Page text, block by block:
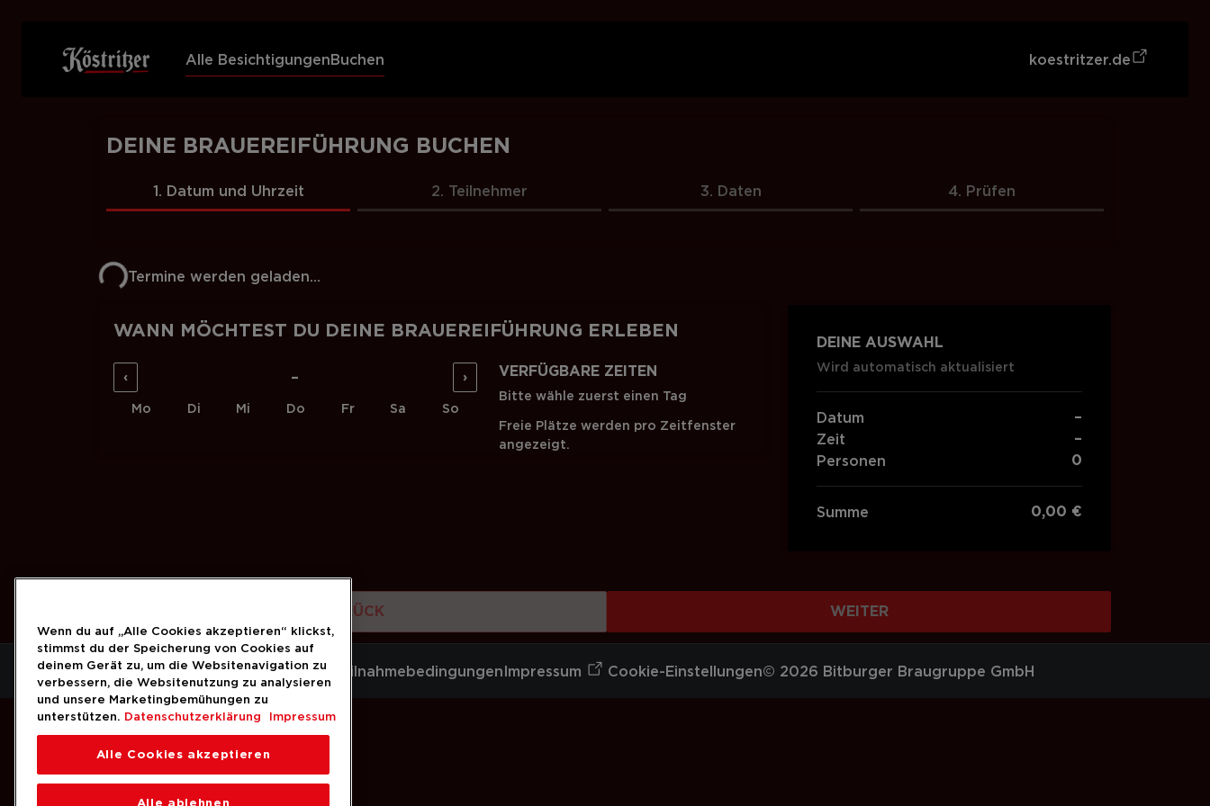
Alle BesichtigungenBuchen koestritzer.de
DEINE BRAUEREIFÜHRUNG BUCHEN
1. Datum und Uhrzeit 2. Teilnehmer 3. Daten 4. Prüfen
Lade Termine…Termine werden geladen…
WANN MÖCHTEST DU DEINE BRAUEREIFÜHRUNG ERLEBEN
‹ –
›
Mo
Di Mi Do Fr Sa So
VERFÜGBARE ZEITEN
Bitte wähle zuerst einen Tag
Freie Plätze werden pro Zeitfenster
angezeigt.
DEINE AUSWAHL
Wird automatisch aktualisiert
Datum –
Zeit –
Personen 0
Summe 0,00 €
ZURÜCK WEITER
Datenschutz AGB/TeilnahmebedingungenImpressum Cookie-Einstellungen© 2026 Bitburger Braugruppe GmbH
Wenn du auf „Alle Cookies akzeptieren“ klickst,
stimmst du der Speicherung von Cookies auf
deinem Gerät zu, um die Websitenavigation zu
verbessern, die Websitenutzung zu analysieren
und unsere Marketingbemühungen zu
unterstützen. Datenschutzerklärung Impressum
Alle Cookies akzeptieren
Alle ablehnen